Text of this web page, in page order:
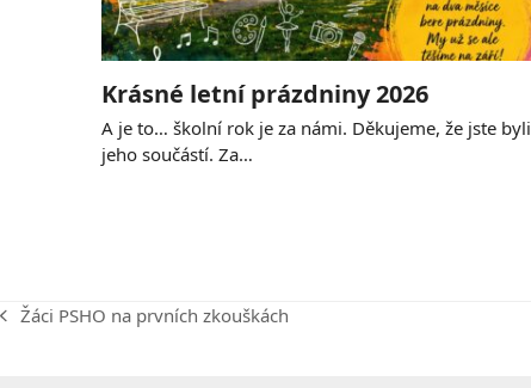
Krásné letní prázdniny 2026
A je to… školní rok je za námi. Děkujeme, že jste byli
jeho součástí. Za…
previous
Žáci PSHO na prvních zkouškách